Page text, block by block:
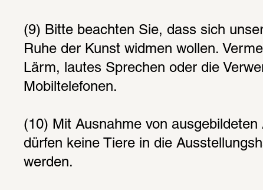
(9) Bitte beachten Sie, dass sich
Ruhe der Kunst widmen wollen.
Lärm, lautes Sprechen oder die
Mobiltelefonen.
(10) Mit Ausnahme von ausgebildeten
dürfen keine Tiere in die
werden.